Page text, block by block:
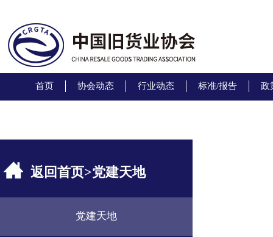
首页 协会动态 行业动态 标准/报告 政
返回首页>党建天地
党建天地